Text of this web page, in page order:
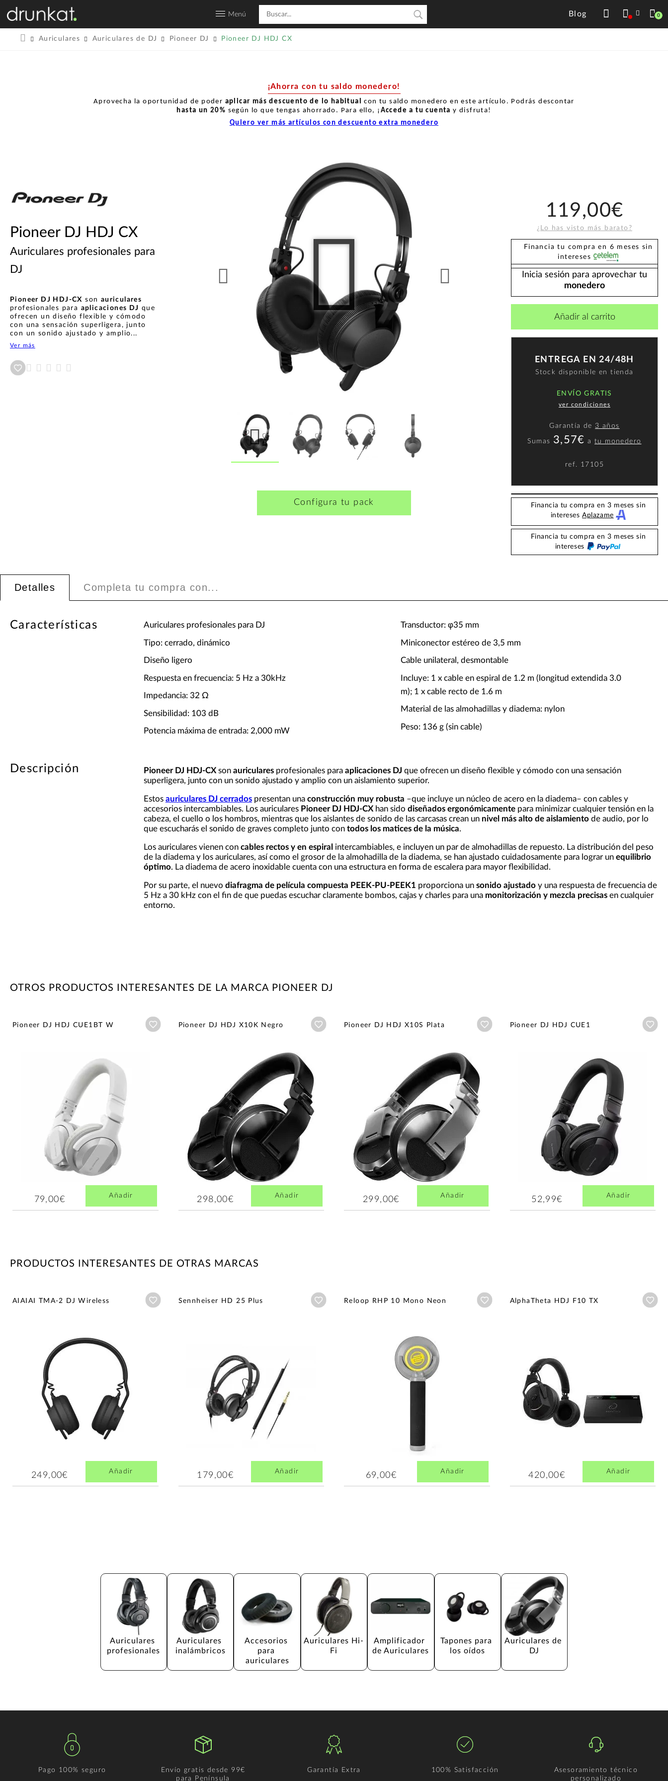
Menú Blog 0
Auriculares Auriculares de DJ Pioneer DJ Pioneer DJ HDJ CX
¡Ahorra con tu saldo monedero!
Aprovecha la oportunidad de poder aplicar más descuento de lo habitual con tu saldo monedero en este artículo. Podrás descontar
hasta un 20% según lo que tengas ahorrado. Para ello, ¡ Accede a tu cuenta y disfruta!
Quiero ver más artículos con descuento extra monedero
Pioneer DJ HDJ CX
Auriculares profesionales para
DJ
Pioneer DJ HDJ-CX son auriculares
profesionales para aplicaciones DJ que
ofrecen un diseño flexible y cómodo
con una sensación superligera, junto
con un sonido ajustado y amplio...
Ver más
Añadir a wishlist
Configura tu pack
119,00€
¿Lo has visto más barato?
Financia tu compra en 6 meses sin
intereses
Inicia sesión para aprovechar tu
monedero
Añadir al carrito
ENTREGA EN 24/48H
Stock disponible en tienda
ENVÍO GRATIS
ver condiciones
Garantía de 3 años
Sumas 3,57€ atu monedero
ref. 17105
Financia tu compra en 3 meses sin
interesesAplazame
Financia tu compra en 3 meses sin
intereses
Detalles Completa tu compra con...
Características Auriculares profesionales para DJ
Tipo: cerrado, dinámico
Diseño ligero
Respuesta en frecuencia: 5 Hz a 30kHz
Impedancia: 32 Ω
Sensibilidad: 103 dB
Potencia máxima de entrada: 2,000 mW
Transductor: φ35 mm
Miniconector estéreo de 3,5 mm
Cable unilateral, desmontable
Incluye: 1 x cable en espiral de 1.2 m (longitud extendida 3.0
m); 1 x cable recto de 1.6 m
Material de las almohadillas y diadema: nylon
Peso: 136 g (sin cable)
Descripción Pioneer DJ HDJ-CXson auricularesprofesionales para aplicaciones DJ que ofrecen un diseño flexible y cómodo con una sensación
superligera, junto con un sonido ajustado y amplio con un aislamiento superior.
Estos auriculares DJ cerrados presentan una construcción muy robusta –que incluye un núcleo de acero en la diadema– con cables y
accesorios intercambiables. Los auriculares Pioneer DJ HDJ-CX han sido diseñados ergonómicamentepara minimizar cualquier tensión en la
cabeza, el cuello o los hombros, mientras que los aislantes de sonido de las carcasas crean un nivel más alto de aislamientode audio, por lo
que escucharás el sonido de graves completo junto con todos los matices de la música.
Los auriculares vienen con cables rectos y en espiral intercambiables, e incluyen un par de almohadillas de repuesto. La distribución del peso
de la diadema y los auriculares, así como el grosor de la almohadilla de la diadema, se han ajustado cuidadosamente para lograr un equilibrio
óptimo. La diadema de acero inoxidable cuenta con una estructura en forma de escalera para mayor flexibilidad.
Por su parte, el nuevo diafragma de película compuesta PEEK-PU-PEEK1 proporciona un sonido ajustadoy una respuesta de frecuencia de
5 Hz a 30 kHz con el fin de que puedas escuchar claramente bombos, cajas y charles para una monitorización y mezcla precisasen cualquier
entorno.
OTROS PRODUCTOS INTERESANTES DE LA MARCA PIONEER DJ
Pioneer DJ HDJ CUE1BT W Añadir a wishlist
79,00€ Añadir
Pioneer DJ HDJ X10K Negro Añadir a wishlist
298,00€ Añadir
Pioneer DJ HDJ X10S Plata Añadir a wishlist
299,00€ Añadir
Pioneer DJ HDJ CUE1
52,99€ Añadir
PRODUCTOS INTERESANTES DE OTRAS MARCAS
AIAIAI TMA-2 DJ Wireless Añadir a wishlist
249,00€ Añadir
Sennheiser HD 25 Plus Añadir a wishlist
179,00€ Añadir
Reloop RHP 10 Mono Neon Añadir a wishlist
69,00€ Añadir
AlphaTheta HDJ F10 TX
420,00€ Añadir
Auriculares
profesionales
Auriculares
inalámbricos
Accesorios
para
auriculares
Auriculares Hi-
Fi
Amplificador
de Auriculares
Tapones para
los oídos
Auriculares de
DJ
Pago 100% seguro
Envío gratis desde 99€
para Península
Garantía Extra 100% Satisfacción
Asesoramiento técnico
personalizado